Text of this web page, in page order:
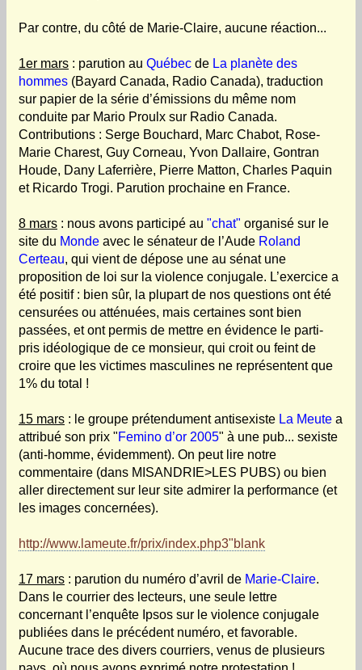
Par contre, du côté de Marie-Claire, aucune réaction...
1er mars : parution au Québec de La planète des
hommes (Bayard Canada, Radio Canada), traduction
sur papier de la série d’émissions du même nom
conduite par Mario Proulx sur Radio Canada.
Contributions : Serge Bouchard, Marc Chabot, Rose-
Marie Charest, Guy Corneau, Yvon Dallaire, Gontran
Houde, Dany Laferrière, Pierre Matton, Charles Paquin
et Ricardo Trogi. Parution prochaine en France.
8 mars : nous avons participé au "chat" organisé sur le
site du Monde avec le sénateur de l’Aude Roland
Certeau, qui vient de dépose une au sénat une
proposition de loi sur la violence conjugale. L’exercice a
été positif : bien sûr, la plupart de nos questions ont été
censurées ou atténuées, mais certaines sont bien
passées, et ont permis de mettre en évidence le parti-
pris idéologique de ce monsieur, qui croit ou feint de
croire que les victimes masculines ne représentent que
1% du total !
15 mars : le groupe prétendument antisexiste La Meute a
attribué son prix "Femino d’or 2005" à une pub... sexiste
(anti-homme, évidemment). On peut lire notre
commentaire (dans MISANDRIE>LES PUBS) ou bien
aller directement sur leur site admirer la performance (et
les images concernées).
http://www.lameute.fr/prix/index.php3"blank
17 mars : parution du numéro d’avril de Marie-Claire.
Dans le courrier des lecteurs, une seule lettre
concernant l’enquête Ipsos sur le violence conjugale
publiées dans le précédent numéro, et favorable.
Aucune trace des divers courriers, venus de plusieurs